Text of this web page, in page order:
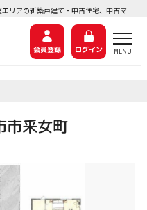
三重県四日市市釆女町｜四日市・亀山・桑名・鈴鹿エリアの新築戸建て・中古住宅、中古マンション、土地探しなら『おうち博士ナビ』
会員登録 ログイン
市釆女町